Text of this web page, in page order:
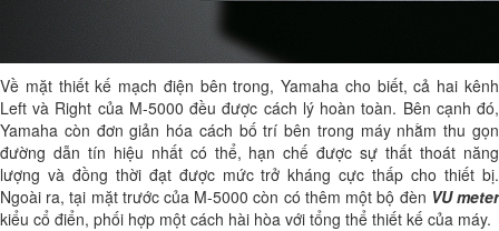
Về mặt thiết kế mạch điện bên trong, Yamaha cho biết, cả hai kênh
Left và Right của M-5000 đều được cách lý hoàn toàn. Bên cạnh đó,
Yamaha còn đơn giản hóa cách bố trí bên trong máy nhằm thu gọn
đường dẫn tín hiệu nhất có thể, hạn chế được sự thất thoát năng
lượng và đồng thời đạt được mức trở kháng cực thấp cho thiết bị.
Ngoài ra, tại mặt trước của M-5000 còn có thêm một bộ đèn VU meter
kiểu cổ điển, phối hợp một cách hài hòa với tổng thể thiết kế của máy.